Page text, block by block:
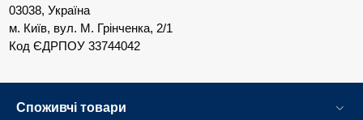
03038, Україна
м. Київ, вул. М. Грінченка, 2/1
Код ЄДРПОУ 33744042
Споживчі товари